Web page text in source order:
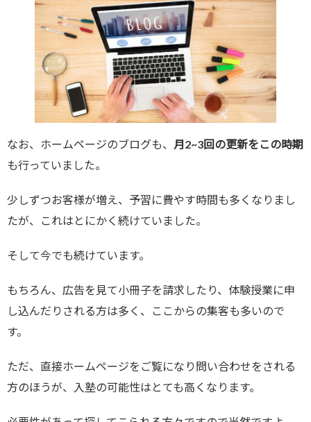
なお、ホームページのブログも、 月2~3回の更新をこの時期
も行っていました。
少しずつお客様が増え、予習に費やす時間も多くなりまし
たが、これはとにかく続けていました。
そして今でも続けています。
もちろん、広告を見て小冊子を請求したり、体験授業に申
し込んだりされる方は多く、ここからの集客も多いので
す。
ただ、直接ホームページをご覧になり問い合わせをされる
方のほうが、入塾の可能性はとても高くなります。